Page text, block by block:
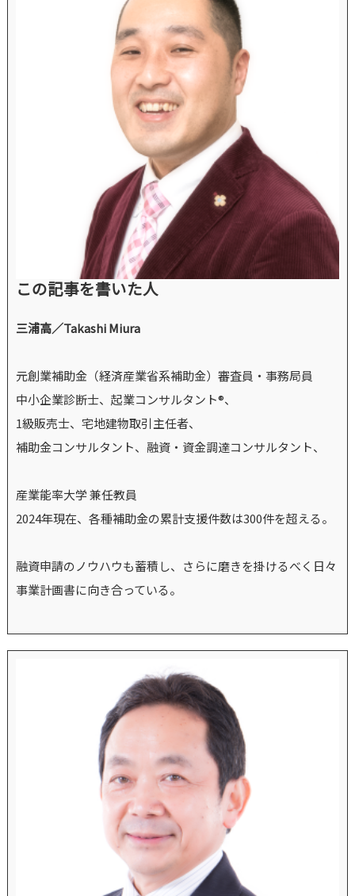
この記事を書いた人
三浦高／Takashi Miura
元創業補助金（経済産業省系補助金）審査員・事務局員
中小企業診断士、起業コンサルタント®、
1級販売士、宅地建物取引主任者、
補助金コンサルタント、融資・資金調達コンサルタント、
産業能率大学 兼任教員
2024年現在、各種補助金の累計支援件数は300件を超える。
融資申請のノウハウも蓄積し、さらに磨きを掛けるべく日々
事業計画書に向き合っている。